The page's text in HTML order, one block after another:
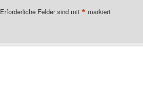
Erforderliche Felder sind mit * markiert